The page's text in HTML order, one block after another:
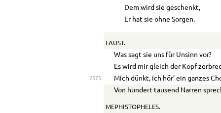
Dem wird sie geschenkt,
Er hat sie ohne Sorgen.
FAUST.
Was sagt sie uns für Unsinn vor?
Es wird mir gleich der Kopf
2575
Mich dünkt, ich hör’ ein ganzes
Von hundert tausend Narren
MEPHISTOPHELES.